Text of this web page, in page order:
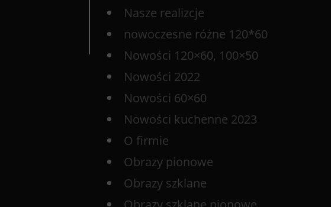
Nasze realizcje
nowoczesne różne 120*60
Nowości 120×60, 100×50
Nowości 2022
Nowości 60×60
Nowości kuchenne 2023
O firmie
Obrazy pionowe
Obrazy szklane